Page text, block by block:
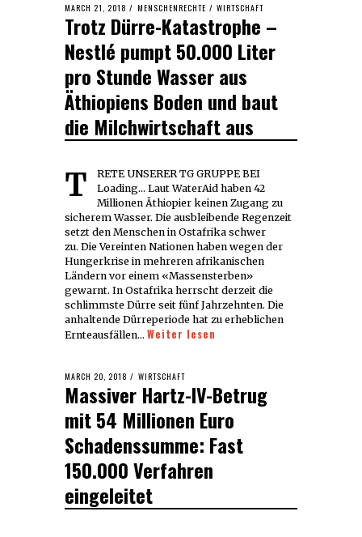
POSTED
ON
MARCH 21, 2018 MARCH
21,
2018
MENSCHENRECHTE / WIRTSCHAFT
Trotz Dürre-Katastrophe –
Nestlé pumpt 50.000 Liter
pro Stunde Wasser aus
Äthiopiens Boden und baut
die Milchwirtschaft aus
TRETE UNSERER TG GRUPPE BEI
Loading... Laut WaterAid haben 42
Millionen Äthiopier keinen Zugang zu
sicherem Wasser. Die ausbleibende Regenzeit
setzt den Menschen in Ostafrika schwer
zu. Die Vereinten Nationen haben wegen der
Hungerkrise in mehreren afrikanischen
Ländern vor einem «Massensterben»
gewarnt. In Ostafrika herrscht derzeit die
schlimmste Dürre seit fünf Jahrzehnten. Die
anhaltende Dürreperiode hat zu erheblichen
Ernteausfällen… Weiter lesen
POSTED
ON
MARCH 20, 2018 WIRTSCHAFT
Massiver Hartz-IV-Betrug
mit 54 Millionen Euro
Schadenssumme: Fast
150.000 Verfahren
eingeleitet